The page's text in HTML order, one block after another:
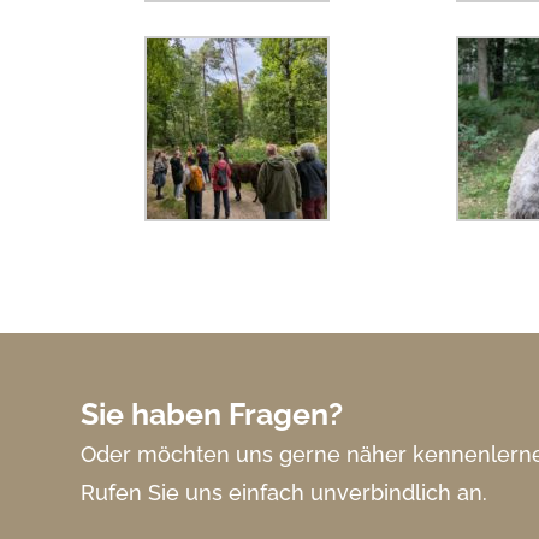
Sie haben Fragen?
Oder möchten uns gerne näher
Rufen Sie uns einfach unverbindlich an.